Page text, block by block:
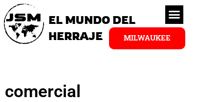
EL MUNDO DEL
HERRAJE
MILWAUKEE
comercial